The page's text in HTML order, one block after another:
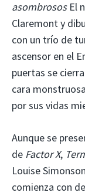
asombrososEl
Claremont y
con un trío de
ascensor en el
puertas se
cara
por sus vidas
Aunque se
de Factor X,
Louise
comienza con